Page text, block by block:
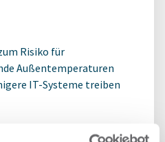
Risiko für
Außentemperaturen
IT-Systeme treiben